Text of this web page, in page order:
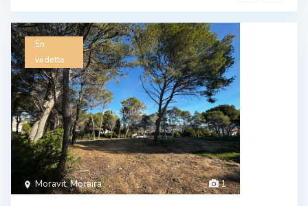
1
Moravit, Moraira
En
vedette